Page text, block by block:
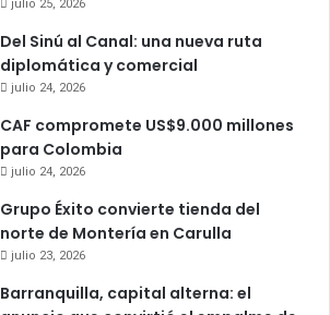
julio 25, 2026
Del Sinú al Canal: una nueva ruta
diplomática y comercial
julio 24, 2026
CAF compromete US$9.000 millones
para Colombia
julio 24, 2026
Grupo Éxito convierte tienda del
norte de Montería en Carulla
julio 23, 2026
Barranquilla, capital alterna: el